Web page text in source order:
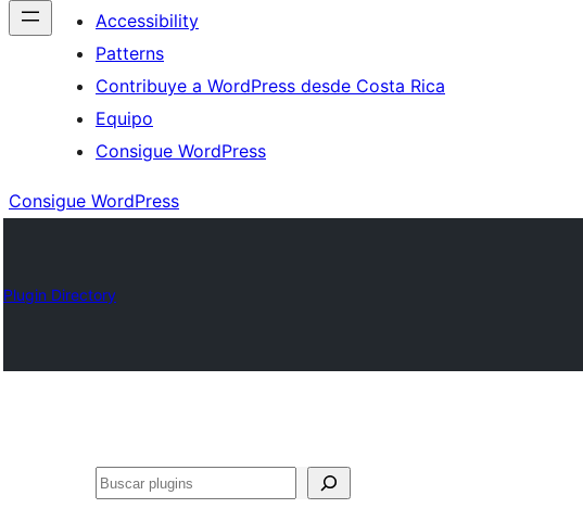
Accessibility
Patterns
Contribuye a WordPress desde Costa Rica
Equipo
Consigue WordPress
Consigue WordPress
Plugin Directory
Buscar